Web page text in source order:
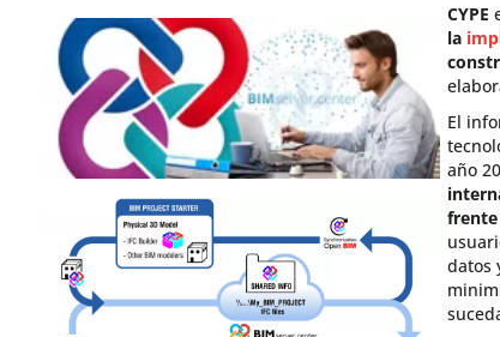
CYPE
la
El
año
frente
datos